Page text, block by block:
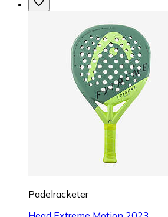
Padelracketer